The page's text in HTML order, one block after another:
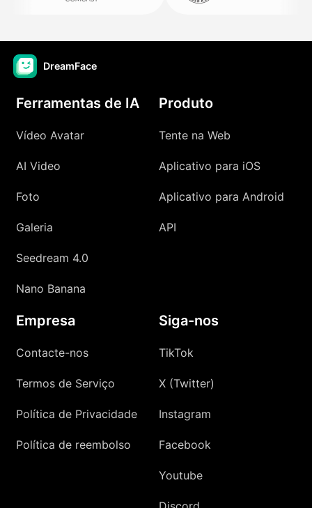
DreamFace
Ferramentas de IA
Vídeo Avatar
AI Video
Foto
Galeria
Seedream 4.0
Nano Banana
Produto
Tente na Web
Aplicativo para iOS
Aplicativo para Android
API
Empresa
Contacte-nos
Termos de Serviço
Política de Privacidade
Política de reembolso
Siga-nos
TikTok
X (Twitter)
Instagram
Facebook
Youtube